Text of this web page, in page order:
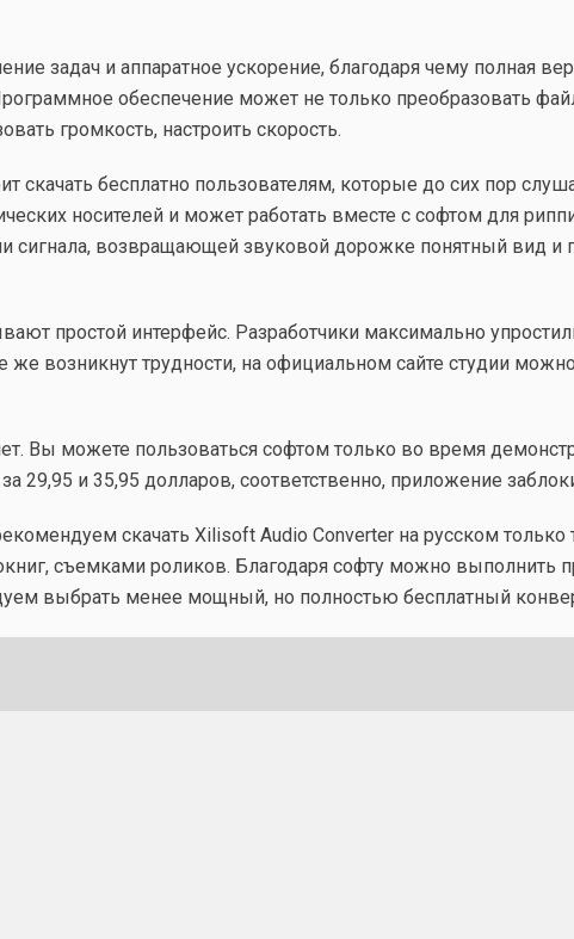
задач и аппаратное ускорение, благодаря чему полная
обеспечение может не только преобразовать
громкость, настроить скорость.
скачать бесплатно пользователям, которые до сих пор
носителей и может работать вместе с софтом для
сигнала, возвращающей звуковой дорожке понятный вид и
простой интерфейс. Разработчики максимально
же возникнут трудности, на официальном сайте студии
Вы можете пользоваться софтом только во время
и 35,95 долларов, соответственно, приложение
скачать Xilisoft Audio Converter на русском только
съемками роликов. Благодаря софту можно выполнить
выбрать менее мощный, но полностью бесплатный